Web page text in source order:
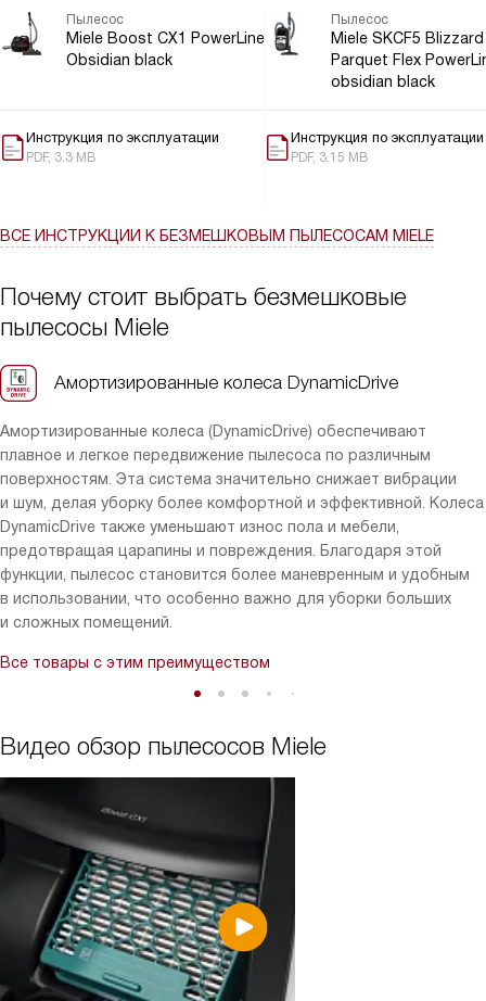
Пылесос
Miele Boost CX1 PowerLine
Obsidian black
Инструкция по эксплуатации
PDF, 3.3 MB
Пылесос
Miele SKCF5
Parquet Flex
obsidian black
Инструкция по эксплуатации
PDF, 3.15 MB
ВСЕ ИНСТРУКЦИИ К БЕЗМЕШКОВЫМ ПЫЛЕСОСАМ MIELE
Почему стоит выбрать безмешковые
пылесосы Miele
Амортизированные колеса DynamicDrive
Амортизированные колеса (DynamicDrive) обеспечивают
плавное и легкое передвижение пылесоса по различным
поверхностям. Эта система значительно снижает вибрации
и шум, делая уборку более комфортной и эффективной. Колеса
DynamicDrive также уменьшают износ пола и мебели,
предотвращая царапины и повреждения. Благодаря этой
функции, пылесос становится более маневренным и удобным
в использовании, что особенно важно для уборки больших
и сложных помещений.
Все товары с этим преимуществом
Видео обзор пылесосов Miele